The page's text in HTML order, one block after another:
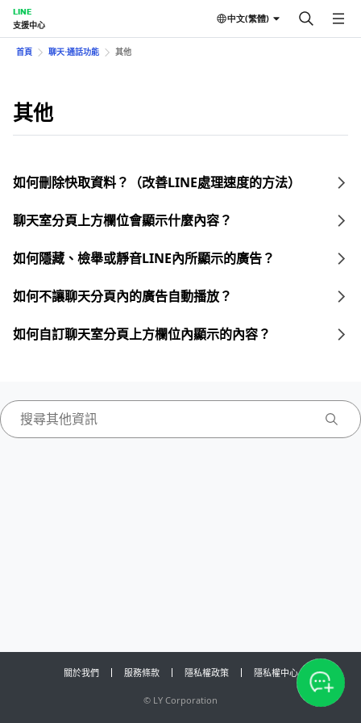
LINE
支援中心
中文(繁體)
首頁 聊天⋅通話功能 其他
其他
如何刪除快取資料？（改善LINE處理速度的方法）
聊天室分頁上方欄位會顯示什麼內容？
如何隱藏、檢舉或靜音LINE內所顯示的廣告？
如何不讓聊天分頁內的廣告自動播放？
如何自訂聊天室分頁上方欄位內顯示的內容？
關於我們 服務條款 隱私權政策 隱私權中心
© LY Corporation